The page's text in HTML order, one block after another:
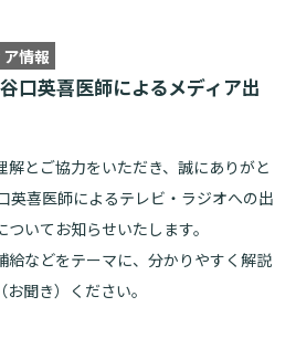
ップ
門
情報
口英喜医師によるメディア出
解とご協力をいただき、誠にありがと
英喜医師によるテレビ・ラジオへの出
いてお知らせいたします。
給などをテーマに、分かりやすく解説
聞き）ください。